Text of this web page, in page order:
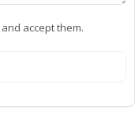
and accept them.